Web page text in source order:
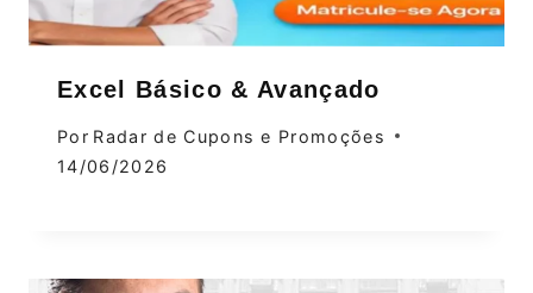
Excel Básico & Avançado
Por Radar de Cupons e Promoções
14/06/2026